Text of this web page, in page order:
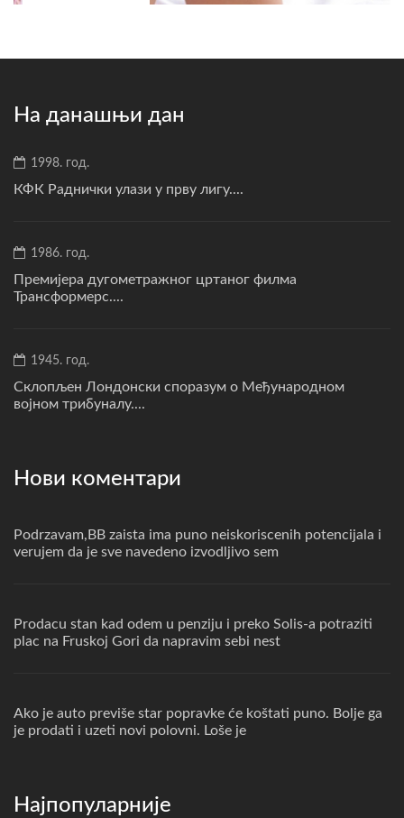
На данашњи дан
1998. год.
КФК Раднички улази у прву лигу....
1986. год.
Премијера дугометражног цртаног филма
Трансформерс....
1945. год.
Склопљен Лондонски споразум о Међународном
војном трибуналу....
Нови коментари
Podrzavam,BB zaista ima puno neiskoriscenih potencijala i
verujem da je sve navedeno izvodljivo sem
Prodacu stan kad odem u penziju i preko Solis-a potraziti
plac na Fruskoj Gori da napravim sebi nest
Ako je auto previše star popravke će koštati puno. Bolje ga
je prodati i uzeti novi polovni. Loše je
Најпопуларније